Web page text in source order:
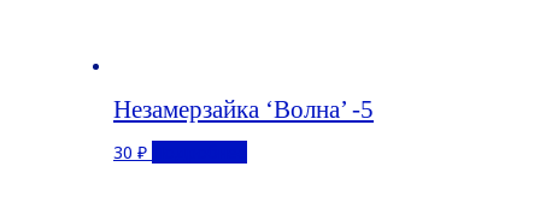
Незамерзайка ‘Волна’ -5
30 ₽